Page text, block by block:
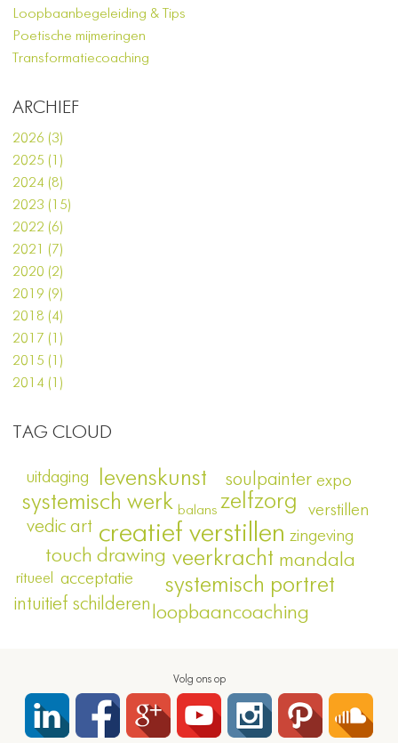
Loopbaanbegeleiding & Tips
Poetische mijmeringen
Transformatiecoaching
ARCHIEF
2026 (3)
2025 (1)
2024 (8)
2023 (15)
2022 (6)
2021 (7)
2020 (2)
2019 (9)
2018 (4)
2017 (1)
2015 (1)
2014 (1)
TAG CLOUD
creatief verstillen
veerkracht
zelfzorg
systemisch portret
systemisch werk
levenskunst
touch drawing
loopbaancoaching
mandala
intuitief schilderen
soulpainter
vedic art zingeving
verstillen
acceptatie
expo
uitdaging
ritueel
balans
Volg ons op